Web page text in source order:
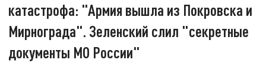
катастрофа: "Армия вышла из Покровска и
Мирнограда". Зеленский слил "секретные
документы МО России"